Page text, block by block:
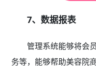
7、数据报表
管理系统能够将会
务等，能够帮助美容院